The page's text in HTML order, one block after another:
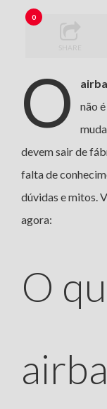
0
SHARE
O
não
devem sair de
falta de
dúvidas e mitos.
agora:
O